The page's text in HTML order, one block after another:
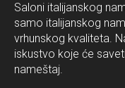
Saloni italijanskog
samo italijanskog
vrhunskog kvaliteta.
iskustvo koje će
nameštaj.